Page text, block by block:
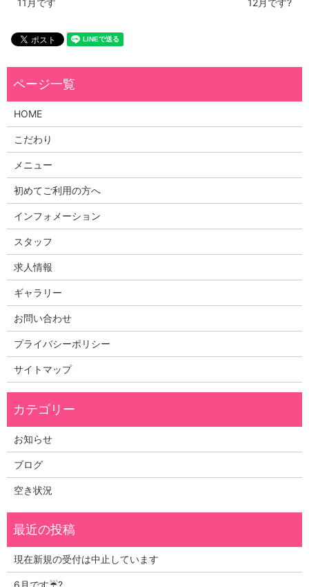
11月です 12月です?
HOME
こだわり
メニュー
初めてご利用の方へ
インフォメーション
スタッフ
求人情報
ギャラリー
お問い合わせ
プライバシーポリシー
サイトマップ
お知らせ
ブログ
空き状況
現在新規の受付は中止しています